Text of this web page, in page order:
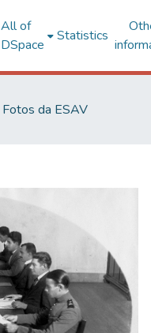
All of
DSpace
Statistics
Fotos da ESAV